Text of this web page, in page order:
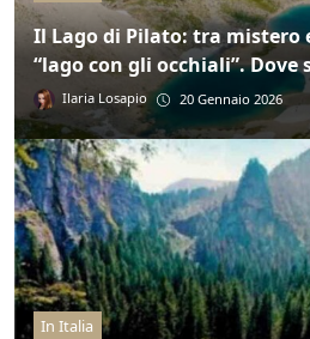
Il Lago di Pilato: tra mistero
“lago con gli occhiali”. Dove
Ilaria Losapio 20 Gennaio 2026
In Italia